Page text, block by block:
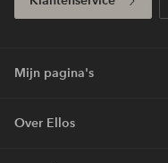
Mijn pagina's
Over Ellos